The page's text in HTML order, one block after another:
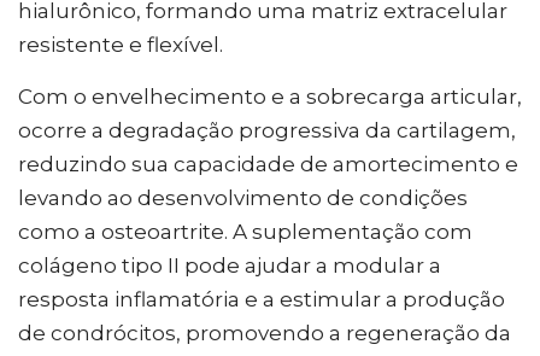
hialurônico, formando uma matriz extracelular
resistente e flexível.
Com o envelhecimento e a sobrecarga articular,
ocorre a degradação progressiva da cartilagem,
reduzindo sua capacidade de amortecimento e
levando ao desenvolvimento de condições
como a osteoartrite. A suplementação com
colágeno tipo II pode ajudar a modular a
resposta inflamatória e a estimular a produção
de condrócitos, promovendo a regeneração da